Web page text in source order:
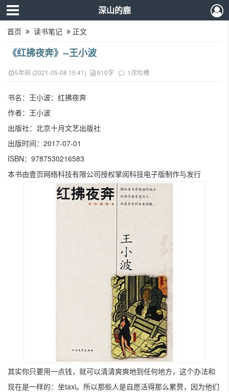
深山的鹿
首页 读书笔记 正文
《红拂夜奔》--王小波
5年前 (2021-05-08 15:41) 610字 1次吐槽
书名：王小波：红拂夜奔
作者：王小波
出版社：北京十月文艺出版社
出版时间：2017-07-01
ISBN：9787530216583
本书由壹页网络科技有限公司授权掌阅科技电子版制作与发行
其实你只要用一点钱，就可以清清爽爽地到任何地方，这个办法和
现在是一样的：坐taxi。所以那些人是自愿活得那么累赘，因为他们